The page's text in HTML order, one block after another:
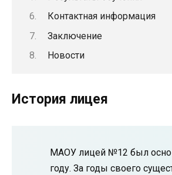
Контактная информация
Заключение
Новости
История лицея
МАОУ лицей №12 был
году. За годы своего